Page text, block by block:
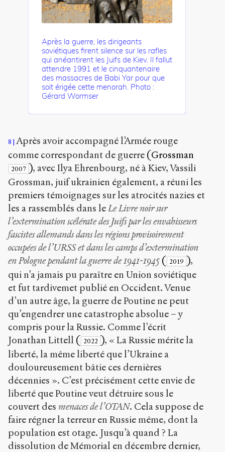
Après la guerre, les dirigeants
soviétiques firent silence sur les rafles
qui anéantirent les Juifs de Kiev. Il fallut
attendre 1991 et le cinquantenaire
des massacres de Babi Yar pour que
soit érigée cette menorah. Photo :
Gérard Wormser
8
Après avoir accompagné l’Armée rouge
comme correspondant de guerre (Grossman
2007 ), avec Ilya Ehrenbourg, né à Kiev, Vassili
Grossman, juif ukrainien également, a réuni les
premiers témoignages sur les atrocités nazies et
les a rassemblés dans leLe Livre noir sur
l’extermination scélérate des Juifs par les envahisseurs
fascistes allemands dans les régions provisoirement
occupées de l’URSS et dans les camps d’extermination
en Pologne pendant la guerre de 1941-1945 ( 2019 ),
qui n’a jamais pu paraître en Union soviétique
et fut tardivemet publié en Occident. Venue
d’un autre âge, la guerre de Poutine ne peut
qu’engendrer une catastrophe absolue – y
compris pour la Russie. Comme l’écrit
Jonathan Littell ( 2022 ), « La Russie mérite la
liberté, la même liberté que l’Ukraine a
douloureusement bâtie ces dernières
décennies ». C’est précisément cette envie de
liberté que Poutine veut détruire sous le
couvert des menaces de l’OTAN. Cela suppose de
faire régner la terreur en Russie même, dont la
population est otage. Jusqu’à quand ? La
dissolution de Mémorial en décembre dernier,